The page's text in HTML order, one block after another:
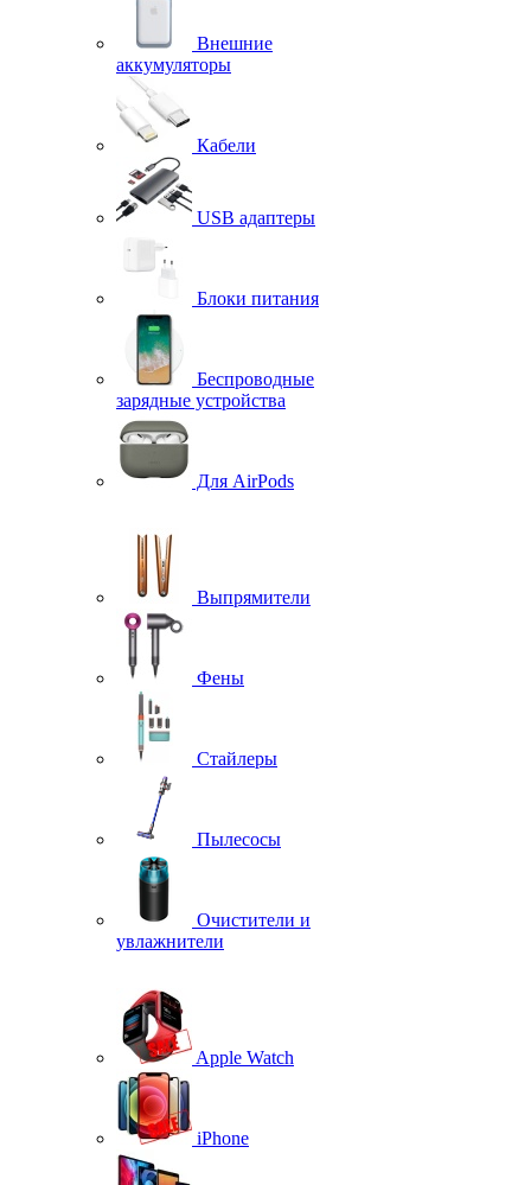
Внешние
аккумуляторы
Кабели
USB адаптеры
Блоки питания
Беспроводные
зарядные устройства
Для AirPods
Выпрямители
Фены
Стайлеры
Пылесосы
Очистители и
увлажнители
Apple Watch
iPhone